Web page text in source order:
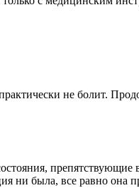
не болит.
ни была, все равно она